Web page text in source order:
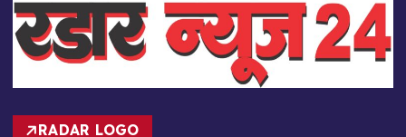
RADAR LOGO